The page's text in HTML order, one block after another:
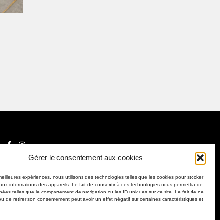
Gérer le consentement aux cookies
expériences, nous utilisons des technologies telles que les cookies pour stocker
informations des appareils. Le fait de consentir à ces technologies nous permettra de
telles que le comportement de navigation ou les ID uniques sur ce site. Le fait de ne
de retirer son consentement peut avoir un effet négatif sur certaines caractéristiques et
Politique de confidentialité
Politique de cookies (UE)